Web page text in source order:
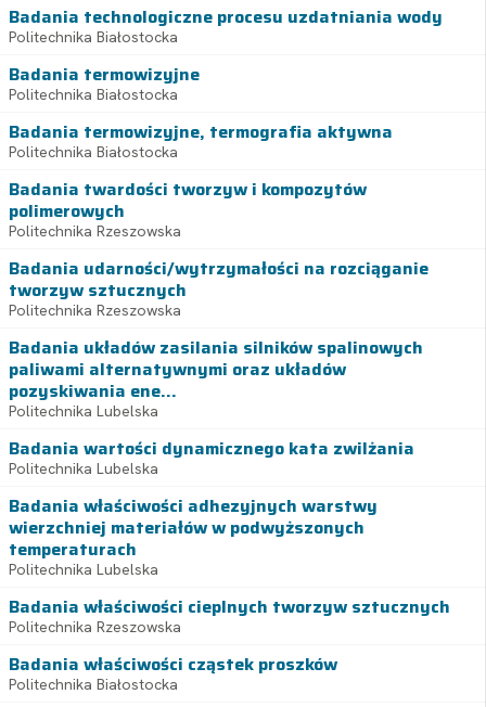
Badania technologiczne procesu uzdatniania wody
Politechnika Białostocka
Badania termowizyjne
Politechnika Białostocka
Badania termowizyjne, termografia aktywna
Politechnika Białostocka
Badania twardości tworzyw i kompozytów
polimerowych
Politechnika Rzeszowska
Badania udarności/wytrzymałości na rozciąganie
tworzyw sztucznych
Politechnika Rzeszowska
Badania układów zasilania silników spalinowych
paliwami alternatywnymi oraz układów
pozyskiwania ene...
Politechnika Lubelska
Badania wartości dynamicznego kata zwilżania
Politechnika Lubelska
Badania właściwości adhezyjnych warstwy
wierzchniej materiałów w podwyższonych
temperaturach
Politechnika Lubelska
Badania właściwości cieplnych tworzyw sztucznych
Politechnika Rzeszowska
Badania właściwości cząstek proszków
Politechnika Białostocka